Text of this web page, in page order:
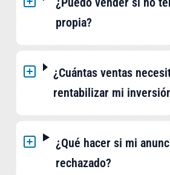
propia?
¿Cuántas ventas
rentabilizar mi
¿Qué hacer si mi
rechazado?